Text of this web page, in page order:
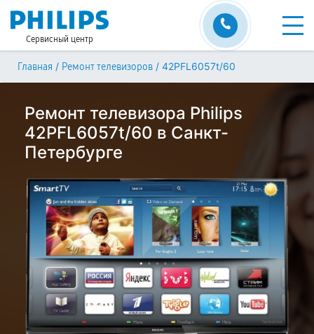
Сервисный центр
Главная / Ремонт телевизоров / 42PFL6057t/60
Ремонт телевизора Philips
42PFL6057t/60 в Санкт-
Петербурге